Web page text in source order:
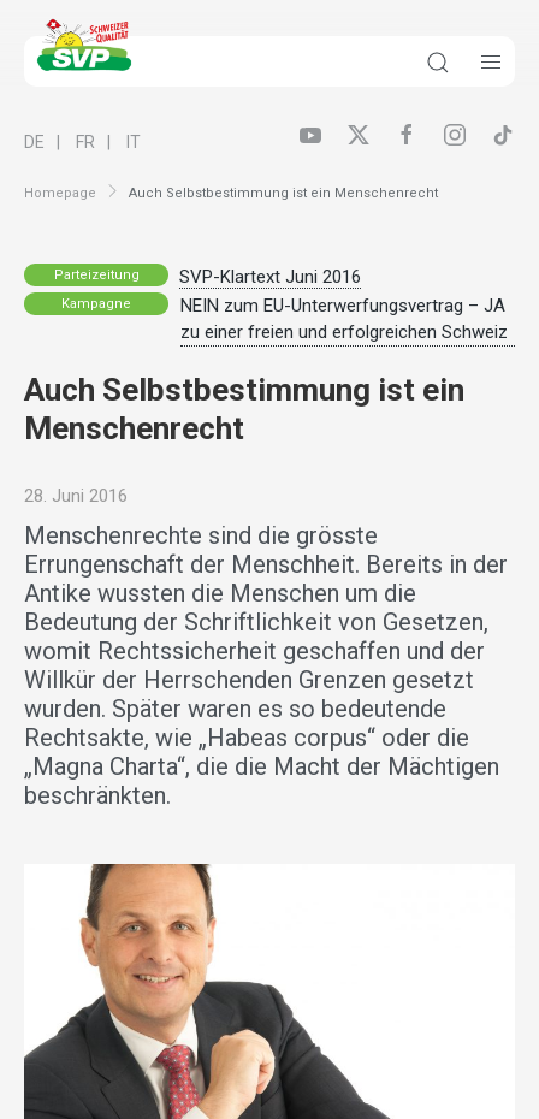
Homepage Auch Selbstbestimmung ist ein Menschenrecht
DE FR IT
Parteizeitung SVP-Klartext Juni 2016
Kampagne
NEIN zum EU-Unterwerfungsvertrag – JA
zu einer freien und erfolgreichen Schweiz
Auch Selbstbestimmung ist ein
Menschenrecht
28. Juni 2016
Menschenrechte sind die grösste
Errungenschaft der Menschheit. Bereits in der
Antike wussten die Menschen um die
Bedeutung der Schriftlichkeit von Gesetzen,
womit Rechtssicherheit geschaffen und der
Willkür der Herrschenden Grenzen gesetzt
wurden. Später waren es so bedeutende
Rechtsakte, wie „Habeas corpus“ oder die
„Magna Charta“, die die Macht der Mächtigen
beschränkten.